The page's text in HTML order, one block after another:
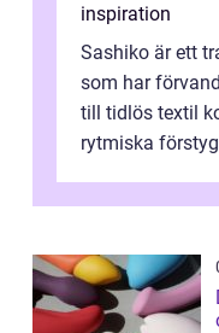
inspiration
Sashiko är ett
som har
till tidlös textil
rytmiska